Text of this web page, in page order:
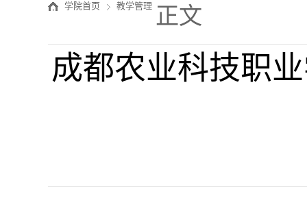
学院首页 教学管理 正文
成都农业科技职